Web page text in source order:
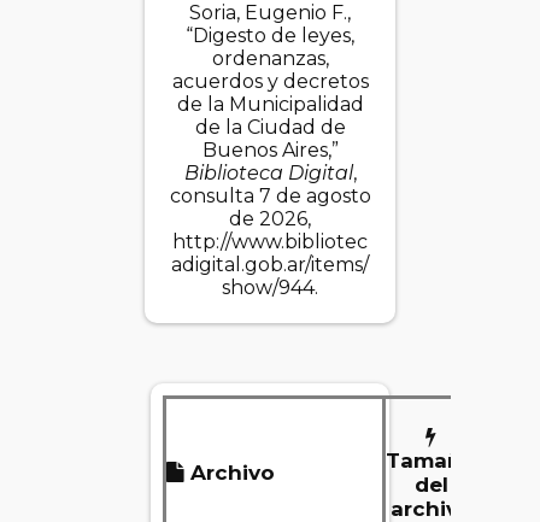
Soria, Eugenio F.,
“Digesto de leyes,
ordenanzas,
acuerdos y decretos
de la Municipalidad
de la Ciudad de
Buenos Aires,”
Biblioteca Digital,
consulta 7 de agosto
de 2026,
http://www.bibliotec
adigital.gob.ar/items/
show/944.
Archivo
Tamaño
del
archivo